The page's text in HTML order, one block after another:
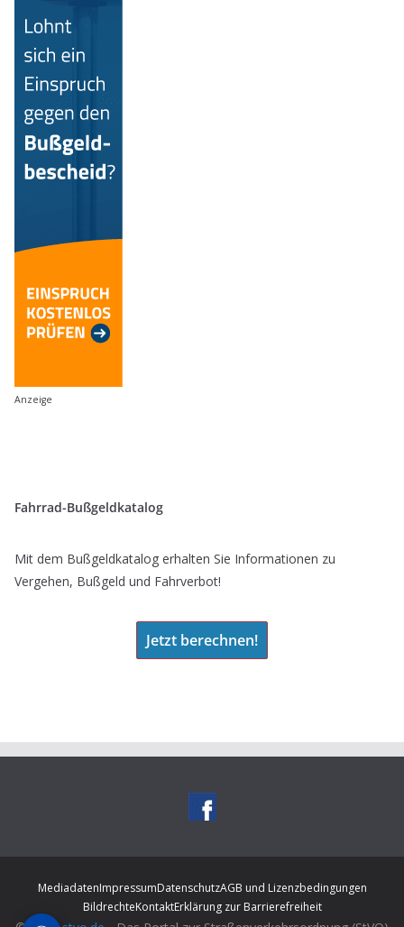
Anzeige
Fahrrad-Bußgeldkatalog
Mit dem Bußgeldkatalog erhalten Sie Informationen zu
Vergehen, Bußgeld und Fahrverbot!
Jetzt berechnen!
MediadatenImpressumDatenschutzAGB und Lizenzbedingungen
BildrechteKontaktErklärung zur Barrierefreiheit